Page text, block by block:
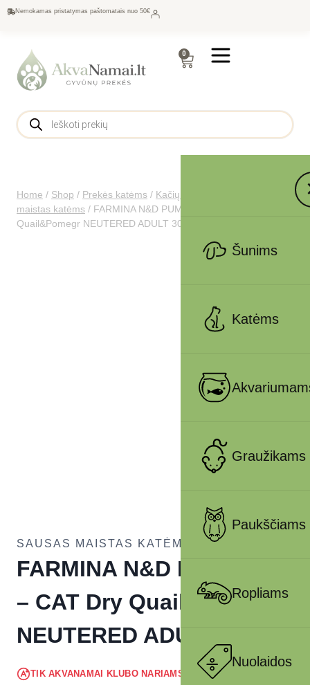
Nemokamas pristatymas paštomatais nuo 50€
0
Šunims
Katėms
Graužikams
Paukščiams
Ropliams
Nuolaidos
Home / Shop / Prekės katėms / Kačių maistas
maistas katėms / FARMINA N&D PUMPKIN – CAT Dry
Quail&Pomegr NEUTERED ADULT 300 gr
SAUSAS MAISTAS KATĖMS
FARMINA N&D PUMPKIN
– CAT Dry Quail&Pomegr
NEUTERED ADULT 300 gr
TIK AKVANAMAI KLUBO NARIAMS 9.02€